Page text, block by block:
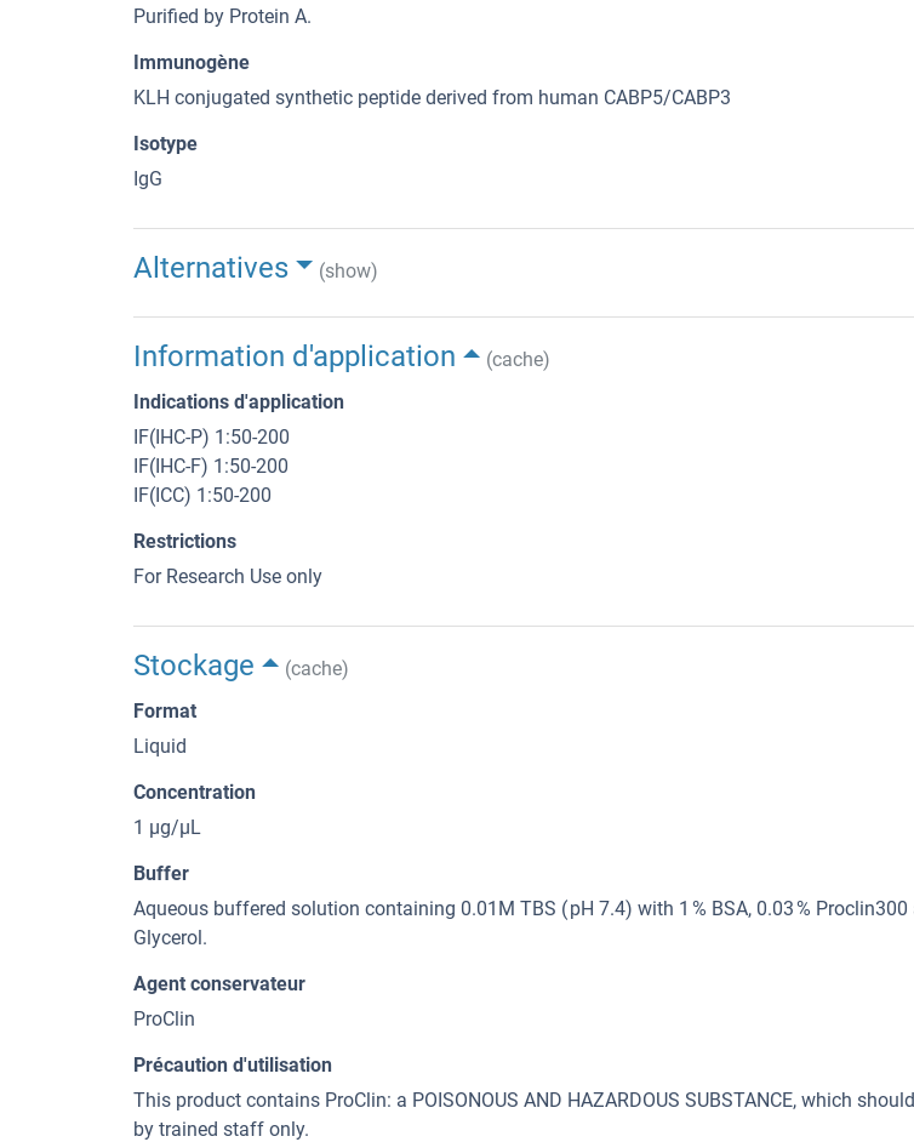
Purified by Protein A.
Immunogène
KLH conjugated synthetic peptide derived from human CABP5/CABP3
Isotype
IgG
Alternatives (show)
Information d'application
(cache)
Indications d'application
IF(IHC-P) 1:50-200
IF(IHC-F) 1:50-200
IF(ICC) 1:50-200
Restrictions
For Research Use only
Stockage
(cache)
Format
Liquid
Concentration
1 μg/μL
Buffer
Aqueous buffered solution containing 0.01M TBS ( pH 7.4) with 1 % BSA, 0.03 % Proclin300
Glycerol.
Agent conservateur
ProClin
Précaution d'utilisation
This product contains ProClin: a POISONOUS AND HAZARDOUS SUBSTANCE, which
by trained staff only.